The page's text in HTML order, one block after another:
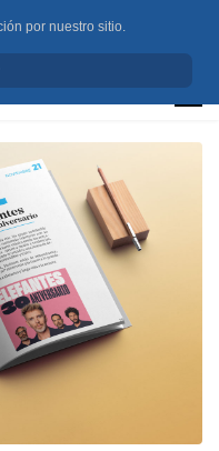
por nuestro sitio.